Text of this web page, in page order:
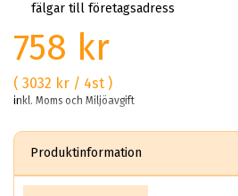
fälgar till företagsadress
758 kr
( 3032 kr / 4st )
inkl. Moms och Miljöavgift
Produktinformation